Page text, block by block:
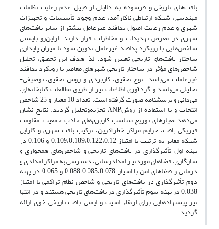
بافت‌های تاریخی و فرسوده به دلایلی از قبیل عدم رعایت نظامات
مهندسی، شبکه ارتباطی ناکارآمد، عدم وجود تأسیسات و تجهیزات
شهری و عدم رعایت اصول پدافند غیرعامل بیشتر از سایر بافت‌های
شهری در معرض تهدیدات و مخاطرات قرار دارند. ازاین‌رو بایستی
شاخص‌هایی با رویکرد پدافند غیرعامل تدوین شود تا میزان پایداری
ساختار بافت‌های تاریخی تعیین شود. لذا هدف این تحقیق، تحلیل
شاخص‌های مؤثر در ساختار تاریخی شهر‌های معاصر با رویکرد پدافند
غیرعاملت می‌باشد. نوع تحقیق، کاربردی و روش تحقیق، توصیفی-
تحلیلی می‌باشد و گردآوری اطلاعات نیز از طریق مطالعات کتابخانه‌ای،
می‌دانی و پرسشنامه صورت گرفته است. تعداد 10 معیار و 25 شاخص
انتخاب و با استفاده از روشANP تجزیه‌وتحلیل گردید. نتایج نشان
می‌دهد معیار‌های توزیع متناسب کاربری‌های جاذب جمعیت، مقاومت
فیزیکی بافت، حرایم مراکز خطرآفرین، ترکیب بافت شهری و کارایی
شبکه معابر به ترتیب با امتیاز 0.109،0.189،0.122،0.12 و 0.106 در
پهنه اول تأثیرگذاری در بافت‌های تاریخی و شاخص‌های همجواری و
سازگاری، فضا‌های موردنیاز امدادرسانی، دسترسی به مراکز امدادی و
درمانی و فضا‌های امن با امتیاز 0.088،0.085،0.078 و 0.065 در پهنه
دوم تأثیرگذاری در بافت‌های تاریخی و شاخص نظام تراکمی با امتیاز
0.038 در پهنه سوم تأثیرگذاری در بافت‌های تاریخی هستند و در انتها
نیز پیشنهاد‌هایی برای ارتقاء امنیت و ایمنی بافت تاریخی خوی ارائه
گردید.